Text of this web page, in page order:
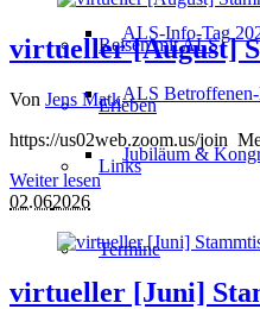
Reisen mit ALS
Erleben
Links
ALS-Info-Tag
ALS
Jubiläum &
Termine
virtueller [August]
Von Jens Matk
https://us02web.zoom.us/join
Weiter lesen
02.062026
virtueller [Juni]